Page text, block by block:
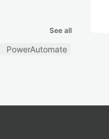
See all
PowerAutomate